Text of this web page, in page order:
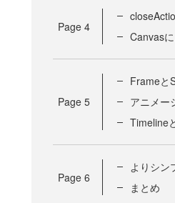
Page 4
Canvas
Page 5
Frameと
アニメー
Timeline
Page 6
よりシン
まとめ